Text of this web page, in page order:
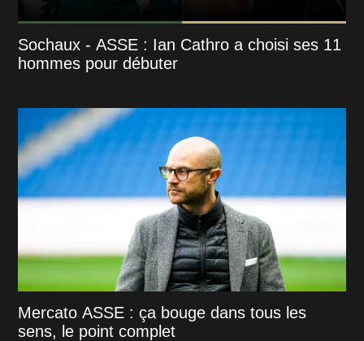
Sochaux - ASSE : Ian Cathro a choisi ses 11
hommes pour débuter
Mercato ASSE : ça bouge dans tous les
sens, le point complet